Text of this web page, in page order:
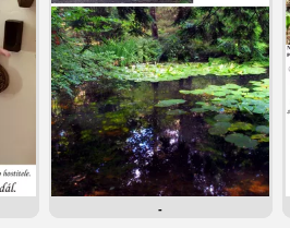
-